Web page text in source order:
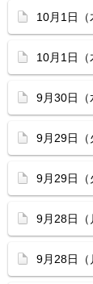
10月1日（
10月1日（
9月30日（
9月29日（
9月29日（
9月28日（
9月28日（